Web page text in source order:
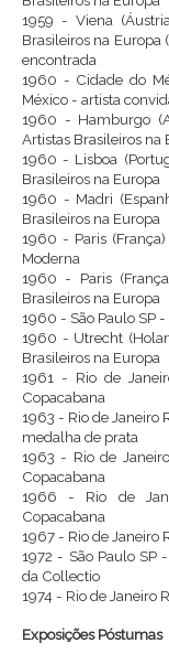
1959 - Viena
Brasileiros na Europa
encontrada
1960 - Cidade do
México - artista
1960 - Hamburgo
Artistas Brasileiros na
1960 - Lisboa
Brasileiros na Europa
1960 - Madri
Brasileiros na Europa
1960 - Paris
Moderna
1960 - Paris
Brasileiros na Europa
1960 - São Paulo SP
1960 - Utrecht
Brasileiros na Europa
1961 - Rio de
Copacabana
1963 - Rio de Janeiro
medalha de prata
1963 - Rio de
Copacabana
1966 - Rio de
Copacabana
1967 - Rio de Janeiro
1972 - São Paulo
da Collectio
1974 - Rio de Janeiro
Exposições Póstumas